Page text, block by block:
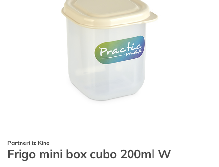
Partneri iz Kine
Frigo mini box cubo 200ml W